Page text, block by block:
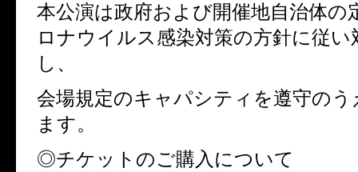
本公演は政府および開催地自治体の
ロナウイルス感染対策の方針に従い
し、
会場規定のキャパシティを遵守の
ます。
◎チケットのご購入について